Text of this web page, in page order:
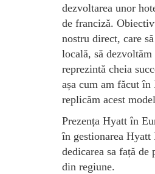
dezvoltarea unor
de franciză.
nostru direct, care
locală, să
reprezintă cheia
așa cum am făcut
replicăm acest
Prezența Hyatt în
în gestionarea Hyatt
dedicarea sa față
din regiune.